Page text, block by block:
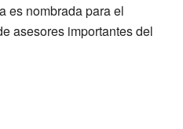
es nombrada para el
asesores importantes del